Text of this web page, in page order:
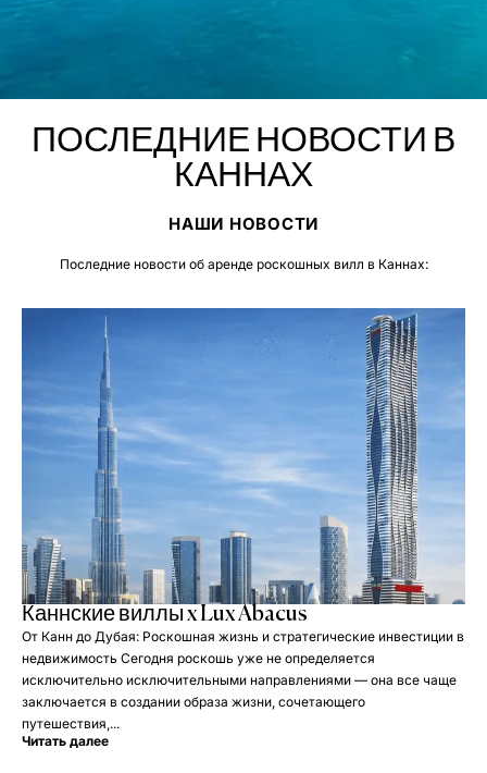
ПОСЛЕДНИЕ НОВОСТИ В
КАННАХ
НАШИ НОВОСТИ
Последние новости об аренде роскошных вилл в Каннах:
Каннские виллы x Lux Abacus
От Канн до Дубая: Роскошная жизнь и стратегические инвестиции в
недвижимость Сегодня роскошь уже не определяется
исключительно исключительными направлениями — она все чаще
заключается в создании образа жизни, сочетающего
путешествия,...
Читать далее